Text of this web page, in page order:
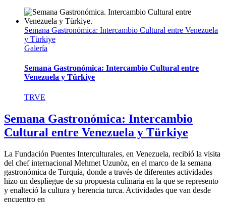
Semana Gastronómica: Intercambio Cultural entre Venezuela
y Türkiye
Galería
Semana Gastronómica: Intercambio Cultural entre
Venezuela y Türkiye
TRVE
Semana Gastronómica: Intercambio
Cultural entre Venezuela y Türkiye
La Fundación Puentes Interculturales, en Venezuela, recibió la visita
del chef internacional Mehmet Uzunöz, en el marco de la semana
gastronómica de Turquía, donde a través de diferentes actividades
hizo un despliegue de su propuesta culinaria en la que se represento
y enalteció la cultura y herencia turca. Actividades que van desde
encuentro en